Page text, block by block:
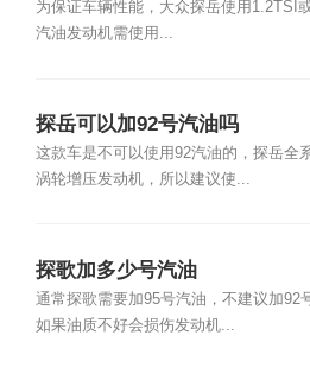
为保证车辆性能，大众探岳使用1.2TSI
汽油发动机需使用...
探岳可以加92号汽油吗
这款车是不可以使用92汽油的，探岳全
涡轮增压发动机，所以建议使...
探歌加多少号汽油
通常探歌需要加95号汽油，不建议加92
如果油质不好会损伤发动机...